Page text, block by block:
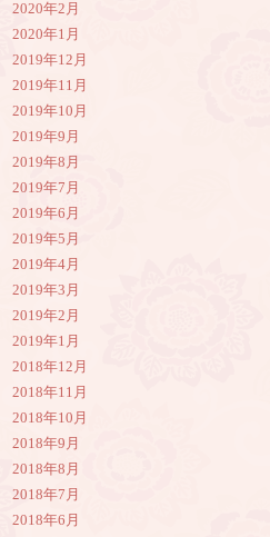
2020年2月
2020年1月
2019年12月
2019年11月
2019年10月
2019年9月
2019年8月
2019年7月
2019年6月
2019年5月
2019年4月
2019年3月
2019年2月
2019年1月
2018年12月
2018年11月
2018年10月
2018年9月
2018年8月
2018年7月
2018年6月